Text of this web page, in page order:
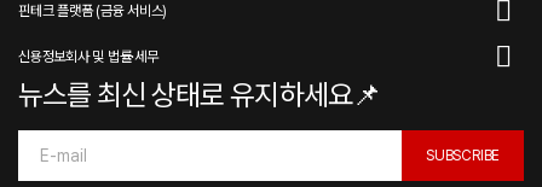
핀테크 플랫폼 (금융 서비스)
신용정보회사 및 법률·세무
뉴스를 최신 상태로 유지하세요📌
SUBSCRIBE